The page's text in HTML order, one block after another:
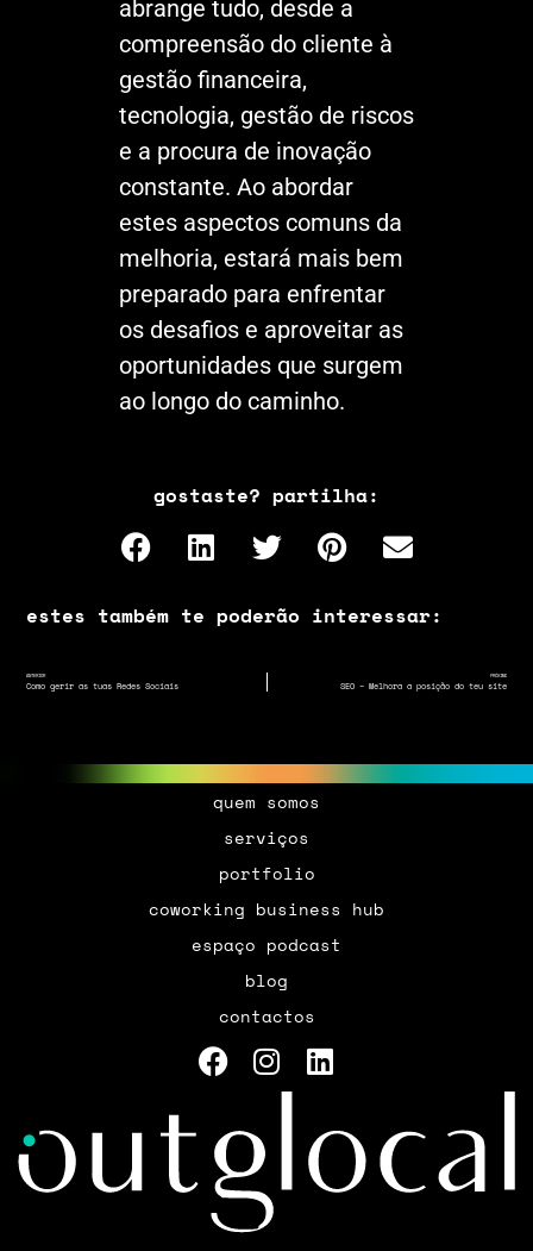
abrange tudo, desde a
compreensão do cliente à
gestão financeira,
tecnologia, gestão de riscos
e a procura de inovação
constante. Ao abordar
estes aspectos comuns da
melhoria, estará mais bem
preparado para enfrentar
os desafios e aproveitar as
oportunidades que surgem
ao longo do caminho.
gostaste? partilha:
estes também te poderão interessar:
ANTERIOR
Como gerir as tuas Redes Sociais
PRÓXIMO
SEO – Melhora a posição do teu site
quem somos
serviços
portfolio
coworking business hub
espaço podcast
blog
contactos